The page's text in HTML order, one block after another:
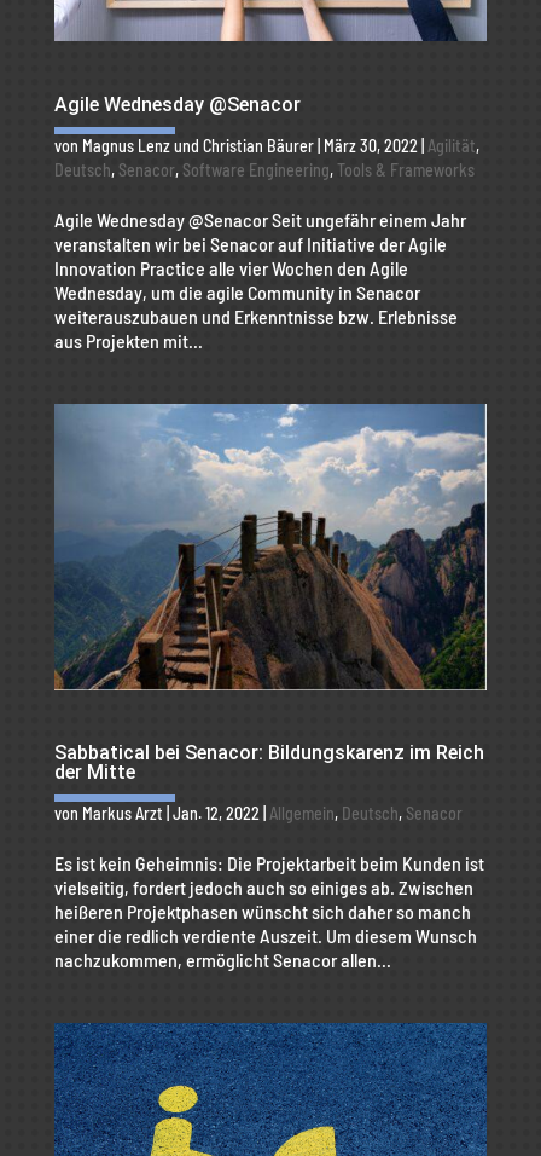
Agile Wednesday @Senacor
von Magnus Lenzund Christian Bäurer| März 30, 2022 Agilität,
Deutsch, Senacor, Software Engineering,Tools & Frameworks
Agile Wednesday @Senacor Seit ungefähr einem Jahr
veranstalten wir bei Senacor auf Initiative der Agile
Innovation Practice alle vier Wochen den Agile
Wednesday, um die agile Community in Senacor
weiterauszubauen und Erkenntnisse bzw. Erlebnisse
aus Projekten mit...
Sabbatical bei Senacor: Bildungskarenz im Reich
der Mitte
von Markus Arzt Jan. 12, 2022 Allgemein, Deutsch, Senacor
Es ist kein Geheimnis: Die Projektarbeit beim Kunden ist
vielseitig, fordert jedoch auch so einiges ab. Zwischen
heißeren Projektphasen wünscht sich daher so manch
einer die redlich verdiente Auszeit. Um diesem Wunsch
nachzukommen, ermöglicht Senacor allen...